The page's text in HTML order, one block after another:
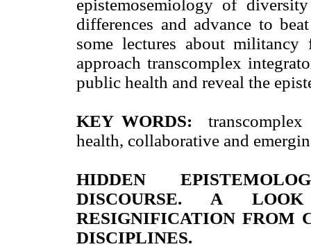
epistemosemiology of
differences and advance to
some lectures about
approach transcomplex
public health and reveal the
KEY WORDS: transcomplex
health, collaborative and
HIDDEN
DISCOURSE. A
RESIGNIFICATION FROM
DISCIPLINES.